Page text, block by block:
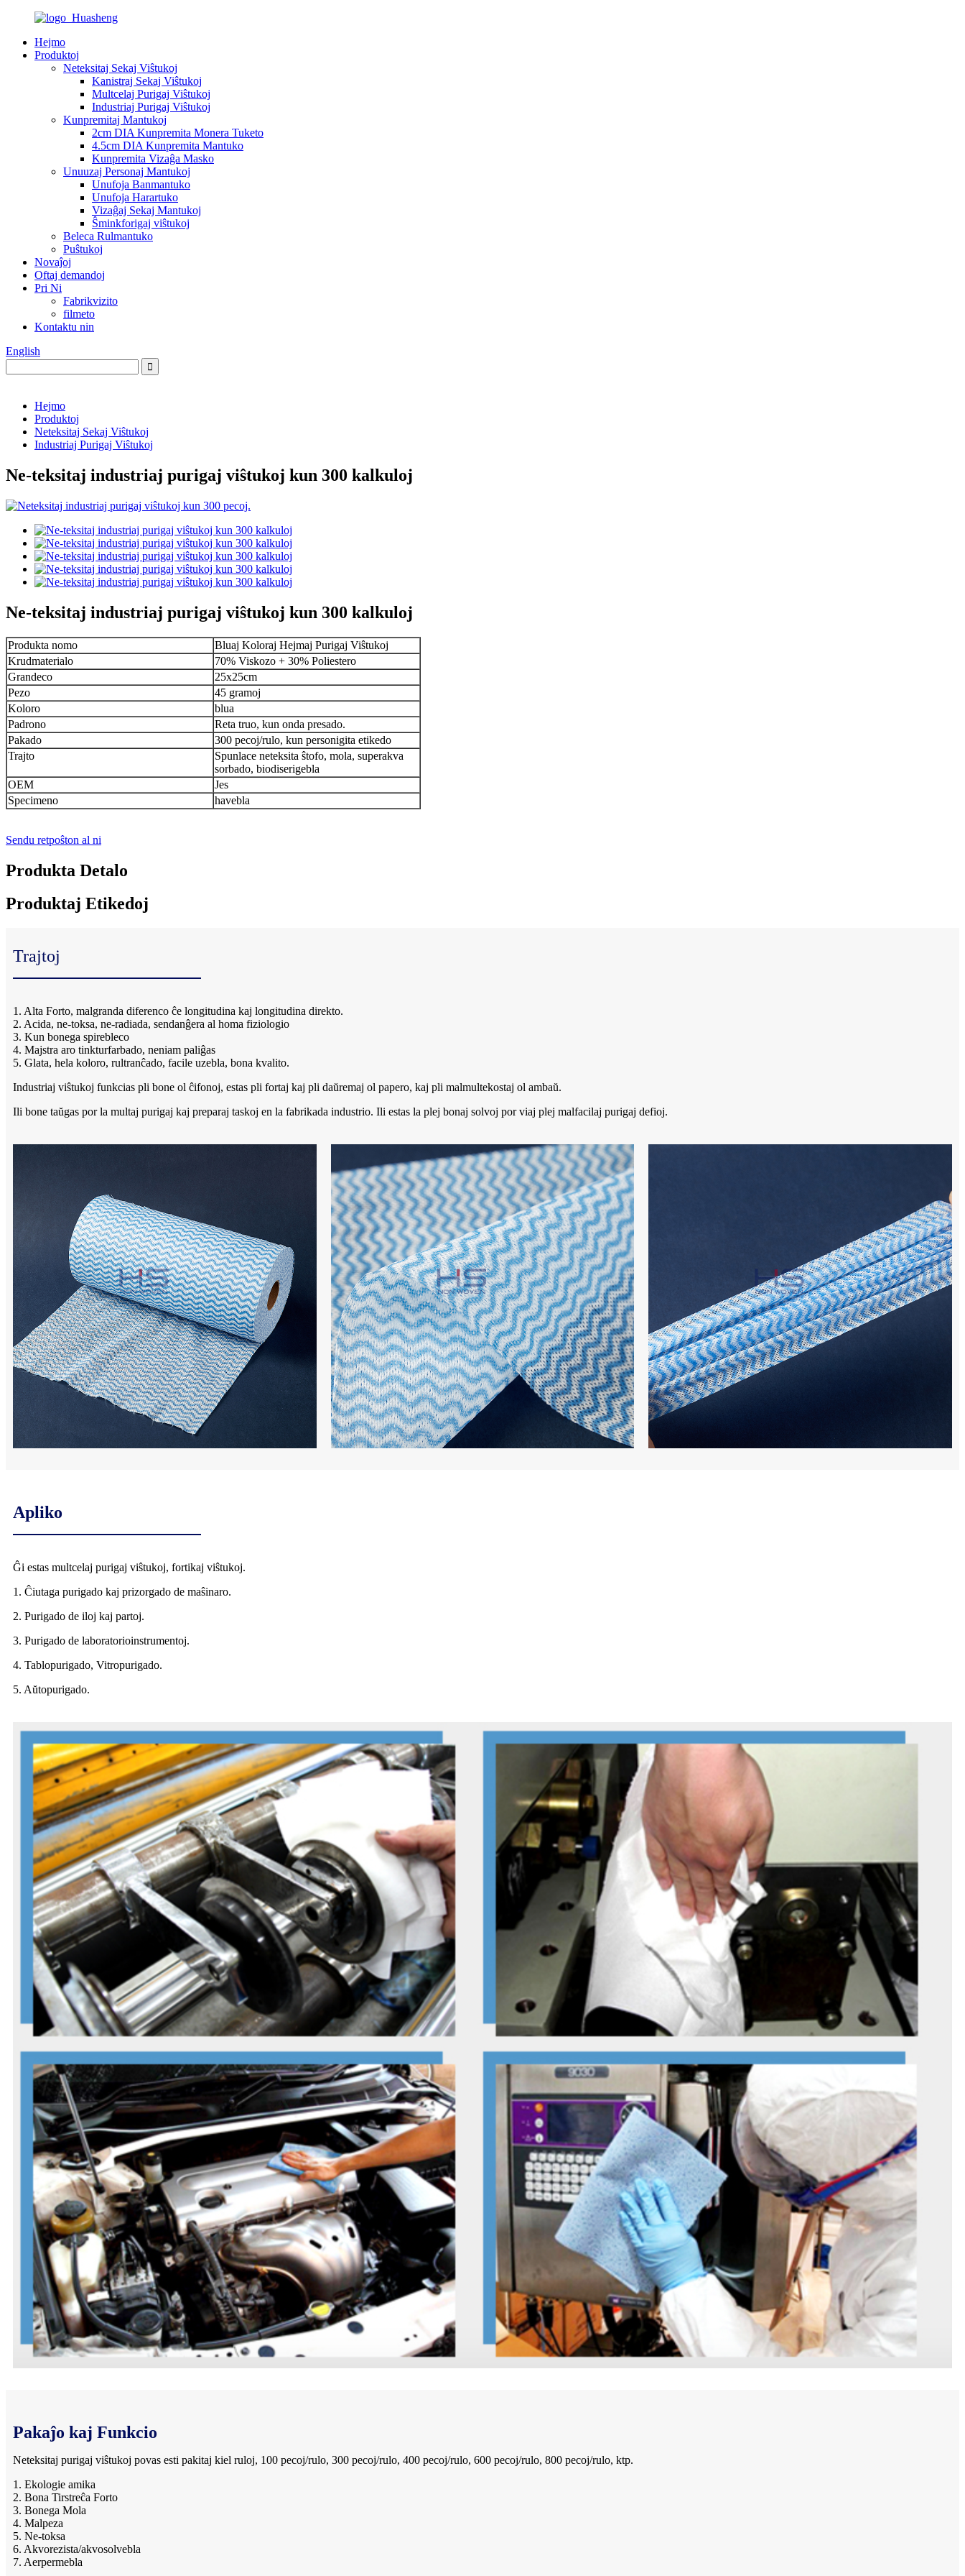
Hejmo
Produktoj
Neteksitaj Sekaj Viŝtukoj
Kanistraj Sekaj Viŝtukoj
Multcelaj Purigaj Viŝtukoj
Industriaj Purigaj Viŝtukoj
Kunpremitaj Mantukoj
2cm DIA Kunpremita Monera Tuketo
4.5cm DIA Kunpremita Mantuko
Kunpremita Vizaĝa Masko
Unuuzaj Personaj Mantukoj
Unufoja Banmantuko
Unufoja Harartuko
Vizaĝaj Sekaj Mantukoj
Ŝminkforigaj viŝtukoj
Beleca Rulmantuko
Puŝtukoj
Novaĵoj
Oftaj demandoj
Pri Ni
Fabrikvizito
filmeto
Kontaktu nin
English
Hejmo
Produktoj
Neteksitaj Sekaj Viŝtukoj
Industriaj Purigaj Viŝtukoj
Ne-teksitaj industriaj purigaj viŝtukoj kun 300 kalkuloj
Ne-teksitaj industriaj purigaj viŝtukoj kun 300 kalkuloj
Produkta nomo
Bluaj Koloraj Hejmaj Purigaj Viŝtukoj
Krudmaterialo
70% Viskozo + 30% Poliestero
Grandeco
25x25cm
Pezo
45 gramoj
Koloro
blua
Padrono
Reta truo, kun onda presado.
Pakado
300 pecoj/rulo, kun personigita etikedo
Trajto
Spunlace neteksita ŝtofo, mola, superakva
sorbado, biodiserigebla
OEM
Jes
Specimeno
havebla
Sendu retpoŝton al ni
Produkta Detalo
Produktaj Etikedoj
Trajtoj
1. Alta Forto, malgranda diferenco ĉe longitudina kaj longitudina direkto.
2. Acida, ne-toksa, ne-radiada, sendanĝera al homa fiziologio
3. Kun bonega spirebleco
4. Majstra aro tinkturfarbado, neniam paliĝas
5. Glata, hela koloro, rultranĉado, facile uzebla, bona kvalito.
Industriaj viŝtukoj funkcias pli bone ol ĉifonoj, estas pli fortaj kaj pli daŭremaj ol papero, kaj pli malmultekostaj ol ambaŭ.
Ili bone taŭgas por la multaj purigaj kaj preparaj taskoj en la fabrikada industrio. Ili estas la plej bonaj solvoj por viaj plej malfacilaj purigaj defioj.
Apliko
Ĝi estas multcelaj purigaj viŝtukoj, fortikaj viŝtukoj.
1. Ĉiutaga purigado kaj prizorgado de maŝinaro.
2. Purigado de iloj kaj partoj.
3. Purigado de laboratorioinstrumentoj.
4. Tablopurigado, Vitropurigado.
5. Aŭtopurigado.
Pakaĵo kaj Funkcio
Neteksitaj purigaj viŝtukoj povas esti pakitaj kiel ruloj, 100 pecoj/rulo, 300 pecoj/rulo, 400 pecoj/rulo, 600 pecoj/rulo, 800 pecoj/rulo, ktp.
1. Ekologie amika
2. Bona Tirstreĉa Forto
3. Bonega Mola
4. Malpeza
5. Ne-toksa
6. Akvorezista/akvosolvebla
7. Aerpermebla